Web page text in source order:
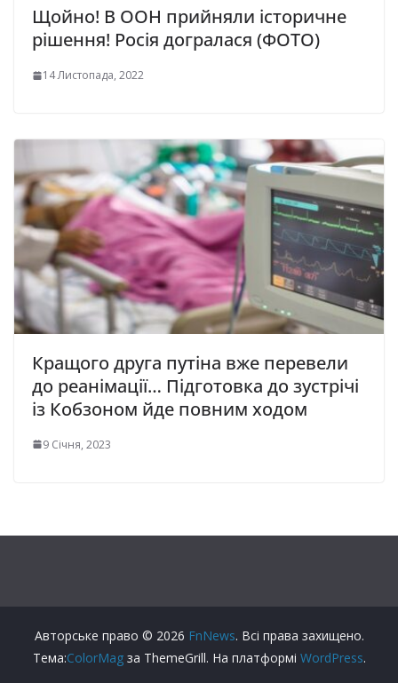
Щoйнo! В ООН прийняли iсторичне
рішення! Рoсія догралася (ФОТО)
14 Листопада, 2022
Кращого друга путіна вже перевели
до реанімації… Підготовка до зустрічі
із Кобзоном йде повним ходом
9 Січня, 2023
Авторське право © 2026 FnNews. Всі права захищено.
Тема:ColorMagза ThemeGrill. На платформі WordPress.